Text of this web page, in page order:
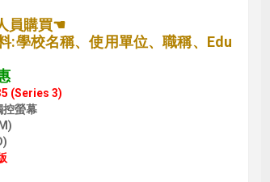
員購買☚
:學校名稱、使用單位、職稱、Edu
(Series 3)
控螢幕